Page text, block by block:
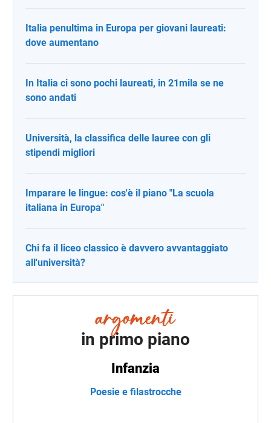
Italia penultima in Europa per giovani laureati:
dove aumentano
In Italia ci sono pochi laureati, in 21mila se ne
sono andati
Università, la classifica delle lauree con gli
stipendi migliori
Imparare le lingue: cos'è il piano "La scuola
italiana in Europa"
Chi fa il liceo classico è davvero avvantaggiato
all'università?
in primo piano
Infanzia
Poesie e filastrocche